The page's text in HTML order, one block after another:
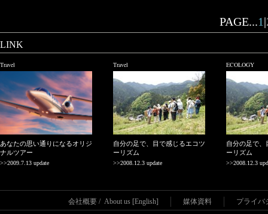
PAGE...1|
LINK
Travel
あなたの思い通りになるオリジ
ナルツアー
>>2009.7.13 update
Travel
自分の足で、目で感じるエコツ
ーリズム
>>2008.12.3 update
ECOLOGY
自分の足で、
ーリズム
>>2008.12.3
会社概要 / About us [English] 媒体資料 プライバ